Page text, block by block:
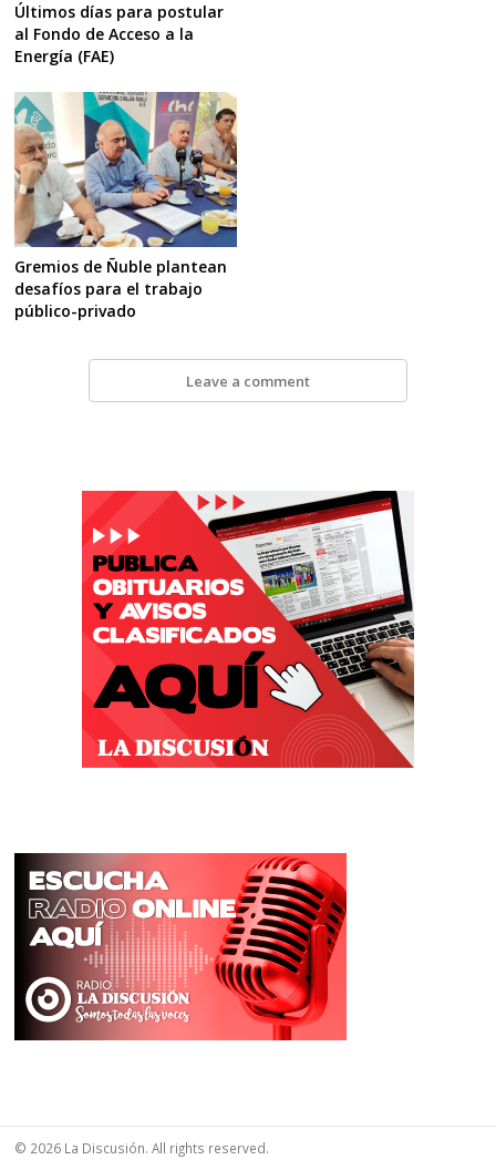
Últimos días para postular
al Fondo de Acceso a la
Energía (FAE)
Gremios de Ñuble plantean
desafíos para el trabajo
público-privado
Leave a comment
© 2026 La Discusión. All rights reserved.